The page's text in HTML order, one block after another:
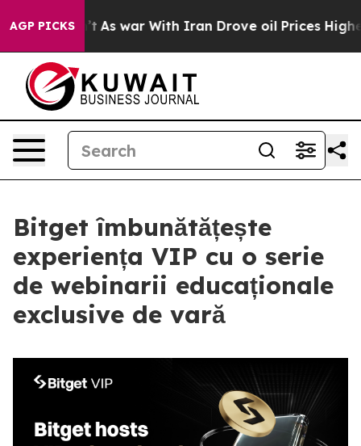
AGP PICKSAs war With Iran Drove oil Prices Higher,
Bitget îmbunătățește
experiența VIP cu o serie
de webinarii educaționale
exclusive de vară